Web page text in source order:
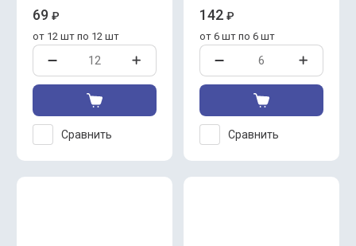
69 ₽
от 12 шт по 12 шт
Сравнить
142 ₽
от 6 шт по 6 шт
Сравнить